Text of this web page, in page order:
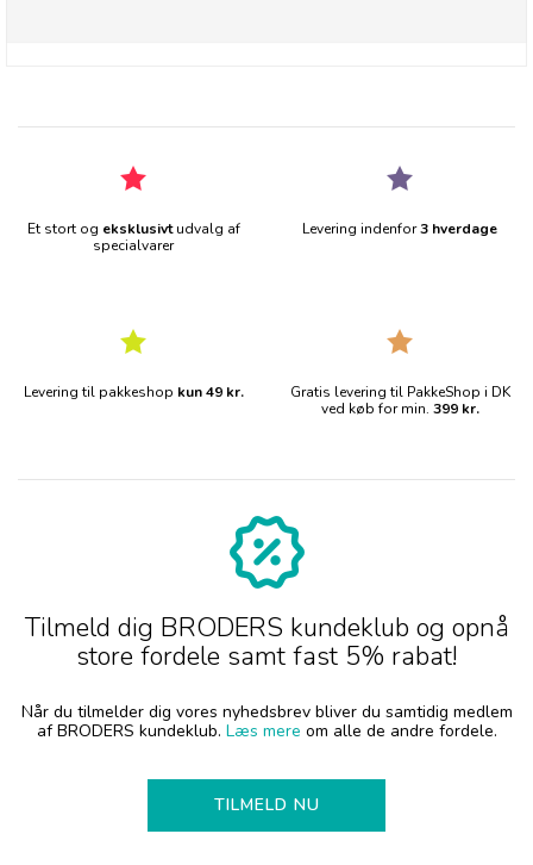
Et stort og eksklusivtudvalg af
specialvarer
Levering indenfor3 hverdage
Levering til pakkeshop kun 49 kr.
Gratis levering til PakkeShop i DK
ved køb for min. 399 kr.
Tilmeld dig BRODERS kundeklub og opnå
store fordele samt fast 5% rabat!
Når du tilmelder dig vores nyhedsbrev bliver du samtidig medlem
af BRODERS kundeklub. Læs mere om alle de andre fordele.
TILMELD NU